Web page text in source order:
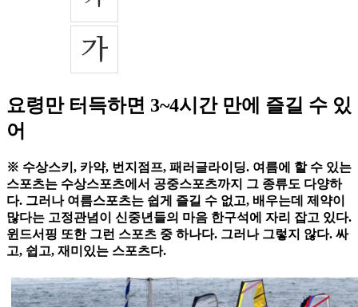
요령만 터득하면 3~4시간 만에 즐길 수 있
어
※ 수상스키, 카약, 번지점프, 패러글라이딩. 여름에 할 수 있는
스포츠는 수상스포츠에서 공중스포츠까지 그 종류도 다양하
다. 그러나 여름스포츠는 쉽게 즐길 수 없고, 배우는데 제약이
많다는 고정관념이 신중년들의 마음 한구석에 자리 잡고 있다.
윈드서핑 또한 그런 스포츠 중 하나다. 그러나 그렇지 않다. 싸
고, 쉽고, 재미있는 스포츠다.